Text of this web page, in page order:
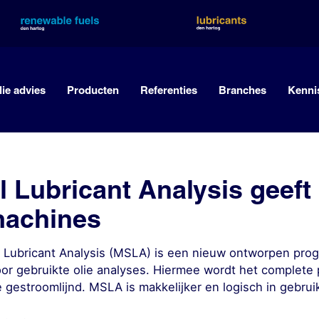
advies Producten Referenties Branches
Lubricant Analysis
Lubricant Analysis (MSLA) is een nieuw ontworpen
gebruikte olie analyses. Hiermee wordt het
gestroomlijnd. MSLA is makkelijker en logisch in